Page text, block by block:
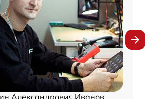
Александрович Иванов